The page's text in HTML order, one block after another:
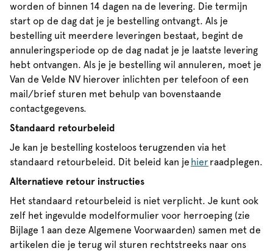
worden of binnen 14 dagen na de levering. Die termijn
start op de dag dat je je bestelling ontvangt. Als je
bestelling uit meerdere leveringen bestaat, begint de
annuleringsperiode op de dag nadat je je laatste levering
hebt ontvangen. Als je je bestelling wil annuleren, moet je
Van de Velde NV hierover inlichten per telefoon of een
mail/brief sturen met behulp van bovenstaande
contactgegevens.
Standaard retourbeleid
Je kan je bestelling kosteloos terugzenden via het
standaard retourbeleid. Dit beleid kan jehierraadplegen.
Alternatieve retour instructies
Het standaard retourbeleid is niet verplicht. Je kunt ook
zelf het ingevulde modelformulier voor herroeping (zie
Bijlage 1 aan deze Algemene Voorwaarden) samen met de
artikelen die je terug wil sturen rechtstreeks naar ons